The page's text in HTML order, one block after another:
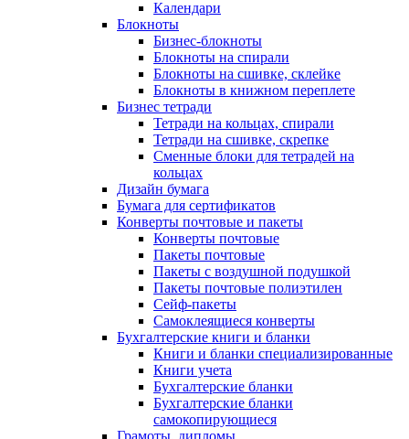
Календари
Блокноты
Бизнес-блокноты
Блокноты на спирали
Блокноты на сшивке, склейке
Блокноты в книжном переплете
Бизнес тетради
Тетради на кольцах, спирали
Тетради на сшивке, скрепке
Сменные блоки для тетрадей на
кольцах
Дизайн бумага
Бумага для сертификатов
Конверты почтовые и пакеты
Конверты почтовые
Пакеты почтовые
Пакеты с воздушной подушкой
Пакеты почтовые полиэтилен
Сейф-пакеты
Самоклеящиеся конверты
Бухгалтерские книги и бланки
Книги и бланки специализированные
Книги учета
Бухгалтерские бланки
Бухгалтерские бланки
самокопирующиеся